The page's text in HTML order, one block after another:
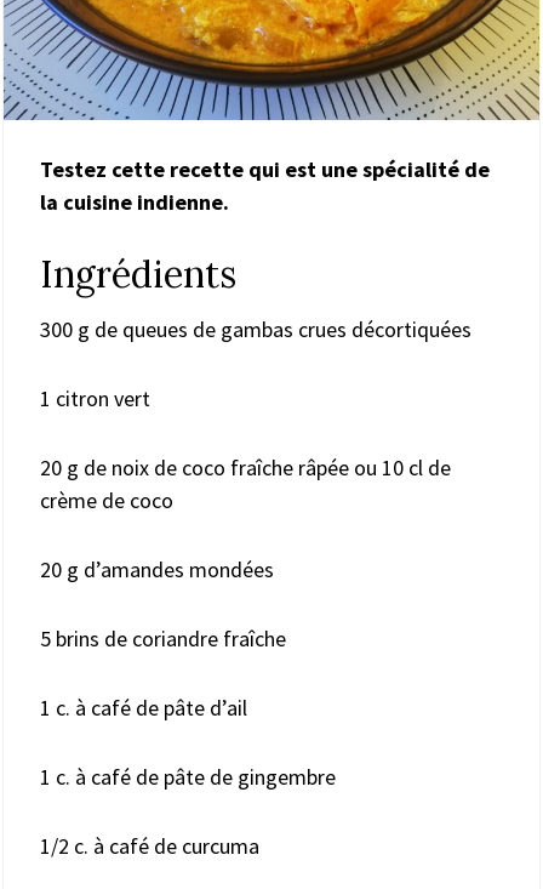
Testez cette recette qui est une spécialité de
la cuisine indienne.
Ingrédients
300 g de queues de gambas crues décortiquées
1 citron vert
20 g de noix de coco fraîche râpée ou 10 cl de
crème de coco
20 g d’amandes mondées
5 brins de coriandre fraîche
1 c. à café de pâte d’ail
1 c. à café de pâte de gingembre
1/2 c. à café de curcuma